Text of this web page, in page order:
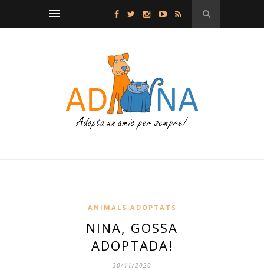
ANIMALS ADOPTATS
NINA, GOSSA
ADOPTADA!
30/11/2020